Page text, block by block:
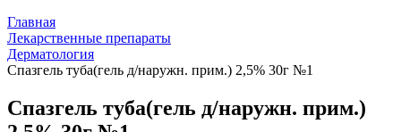
Главная
Лекарственные препараты
Дерматология
Спазгель туба(гель д/наружн. прим.) 2,5% 30г №1
Спазгель туба(гель д/наружн. прим.)